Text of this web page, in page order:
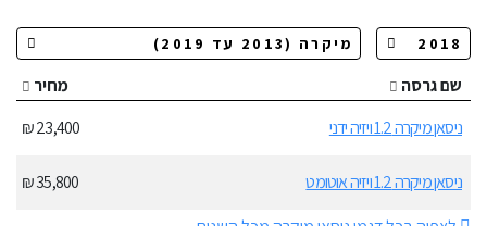
שם גרסה
מחיר
ניסאן מיקרה 1.2 ויזיה ידני
23,400 ₪
ניסאן מיקרה 1.2 ויזיה אוטומט
35,800 ₪